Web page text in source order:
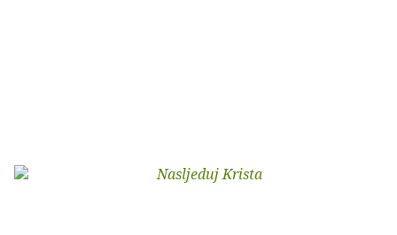
Nasljeduj Krista